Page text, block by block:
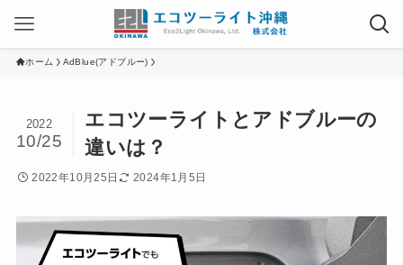
ホーム AdBlue(アドブルー)
エコツーライトとアドブルーの
違いは？
2022
10/25
2022年10月25日 2024年1月5日